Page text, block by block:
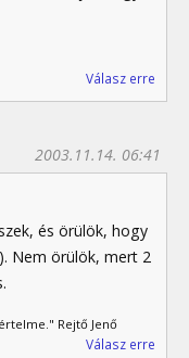
Válasz erre
2003.11.14. 06:41
és örülök, hogy
Nem örülök, mert 2
Rejtő Jenő
Válasz erre